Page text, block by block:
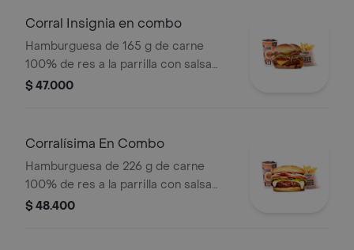
bebida pet
Corral Insignia en combo
Hamburguesa de 165 g de carne
100% de res a la parrilla con salsa
BBQ, tocineta, queso americano,
mostaza en pan papa + papas Corral
$ 47.000
Corralísima En Combo
Hamburguesa de 226 g de carne
100% de res a la parrilla con salsa
bbq, queso mozzarella, tomate,
$ 48.400